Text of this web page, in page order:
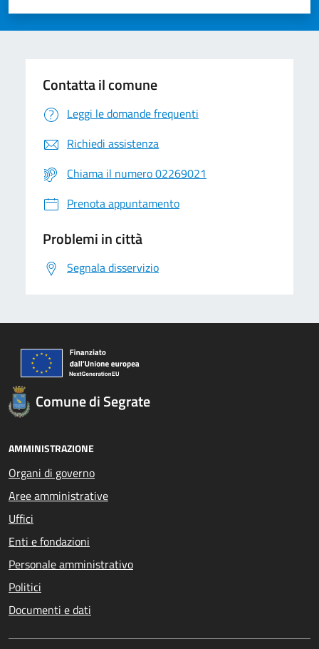
Valuta 5 stelle su 5
Valuta 4 stelle su 5
Valuta 3 stelle su 5
Valuta 2 stelle su 5
Valuta 1 stelle su 5
Contatta il comune
Leggi le domande frequenti
Richiedi assistenza
Chiama il numero 02269021
Prenota appuntamento
Problemi in città
Segnala disservizio
Comune di Segrate
AMMINISTRAZIONE
Organi di governo
Aree amministrative
Uffici
Enti e fondazioni
Personale amministrativo
Politici
Documenti e dati